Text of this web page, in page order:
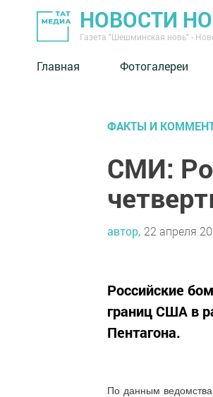
НОВОСТИ
Газета "Шешминская новь" -
Главная Фотогалереи
ФАКТЫ И
СМИ:
автор, 22 апреля
Российские
границ США в
Пентагона.
По данным